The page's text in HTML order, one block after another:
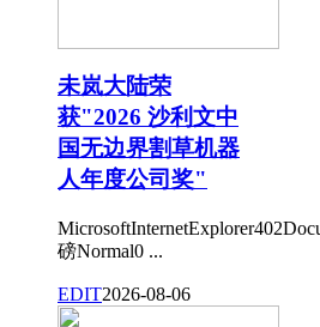
未岚大陆荣
获"2026 沙利文中
国无边界割草机器
人年度公司奖"
磅Normal0 ...
EDIT2026-08-06